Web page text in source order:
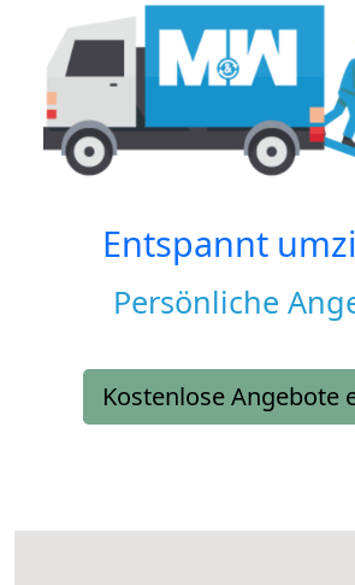
Entspannt
Persönliche
Kostenlose Angebote